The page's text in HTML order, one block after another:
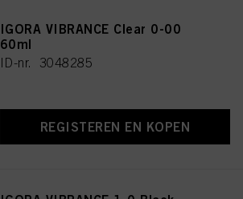
IGORA VIBRANCE Clear 0-00
60ml
ID-nr. 3048285
REGISTEREN EN KOPEN